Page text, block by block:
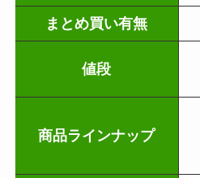
まとめ買い有無
値段
商品ラインナップ